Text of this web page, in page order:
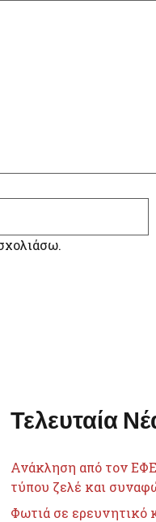
Τελευταία
Ανάκληση από τον
τύπου ζελέ και
Φωτιά σε ερευνητικό